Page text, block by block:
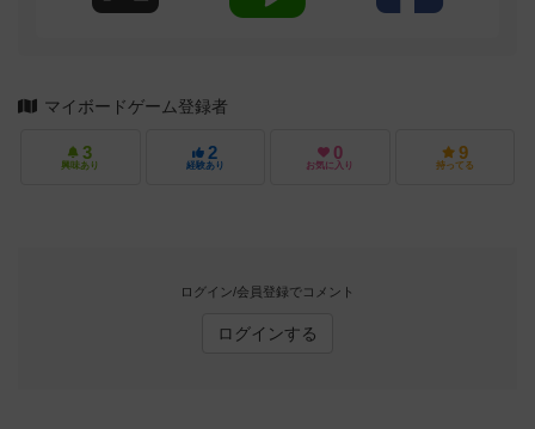
マイボードゲーム登録者
3
興味あり
2
経験あり
0
お気に入り
9
持ってる
ログイン/会員登録でコメント
ログインする